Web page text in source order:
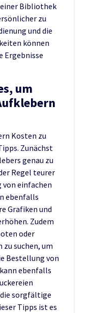
Bibliothek
zu
und die
können
Ergebnisse
um
Kosten zu
Zunächst
genau zu
Regel teurer
von einfachen
ebenfalls
Grafiken und
Zudem
oder
suchen, um
Bestellung von
ebenfalls
sorgfältige
Tipps ist es